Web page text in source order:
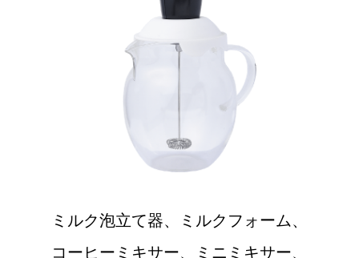
ミルク泡立て器、ミルクフォーム、
コーヒーミキサー、ミニミキサー、